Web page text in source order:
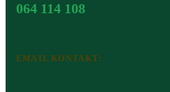
064 114 108
EMAIL KONTAKT: